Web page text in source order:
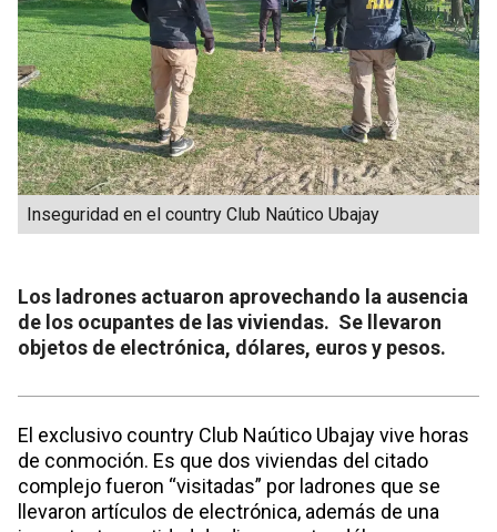
Inseguridad en el country Club Naútico Ubajay
Los ladrones actuaron aprovechando la ausencia
de los ocupantes de las viviendas. Se llevaron
objetos de electrónica, dólares, euros y pesos.
El exclusivo country Club Naútico Ubajay vive horas
de conmoción. Es que dos viviendas del citado
complejo fueron “visitadas” por ladrones que se
llevaron artículos de electrónica, además de una